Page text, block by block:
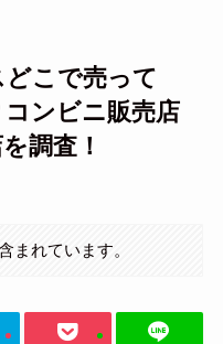
こで売って
ンビニ販売店
調査！
まれています。